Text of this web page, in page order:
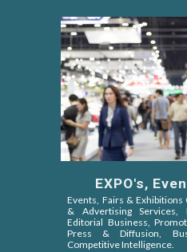
EXPO's,
Events, Fairs &
& Advertising
Editorial Business,
Press & Diffusion,
Competitive Intelligence.